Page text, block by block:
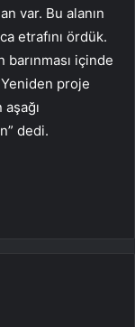
var. Bu alanın
etrafını ördük.
içinde
Yeniden proje
dedi.